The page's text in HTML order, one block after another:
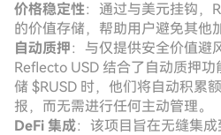
价格稳定性：通过与美元挂钩，
的价值存储，帮助用户避免其他
自动质押：与仅提供安全价值避
Reflecto USD 结合了自动质押
储 $RUSD 时，他们将自动积累
报，而无需进行任何主动管理。
DeFi 集成：该项目旨在无缝集